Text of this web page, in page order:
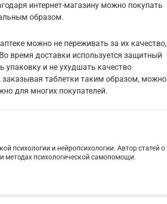
интернет-магазину можно покупать
образом.
можно не переживать за их качество,
время доставки используется защитный
упаковку и не ухудшать качество
заказывая таблетки таким образом, можно
для многих покупателей.
психологии и нейропсихологии. Автор статей о
методах психологической самопомощи.